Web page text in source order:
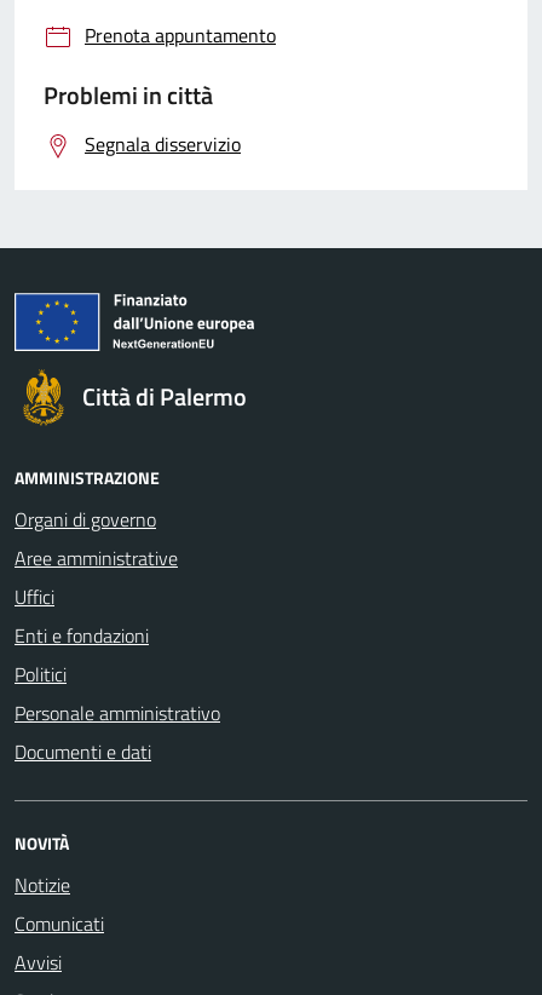
Prenota appuntamento
Problemi in città
Segnala disservizio
Città di Palermo
AMMINISTRAZIONE
Organi di governo
Aree amministrative
Uffici
Enti e fondazioni
Politici
Personale amministrativo
Documenti e dati
NOVITÀ
Notizie
Comunicati
Avvisi